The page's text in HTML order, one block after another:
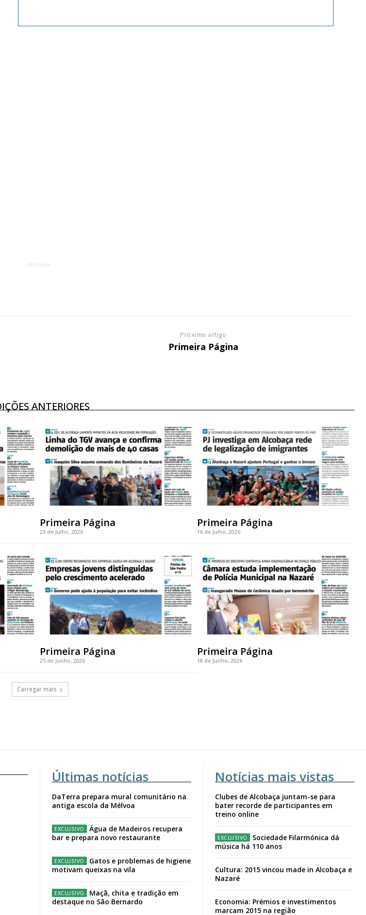
Assinatura
12 meses
Ofertas para assinatura anual
Escolha o plano
AD Footer
Próximo artigo
Primeira Página
ANTERIORES
Primeira Página
23 de Julho, 2026
Primeira Página
16 de Julho, 2026
Primeira Página
25 de Junho, 2026
Primeira Página
18 de Junho, 2026
Carregar mais
Últimas notícias
DaTerra prepara mural comunitário na
antiga escola da Mélvoa
Água de Madeiros recupera
bar e prepara novo restaurante
Gatos e problemas de higiene
motivam queixas na vila
Maçã, chita e tradição em
destaque no São Bernardo
Notícias mais vistas
Clubes de Alcobaça juntam-se para
bater recorde de participantes em
treino online
Sociedade Filarmónica dá
música há 110 anos
Cultura: 2015 vincou made in Alcobaça e
Nazaré
Economia: Prémios e investimentos
marcam 2015 na região